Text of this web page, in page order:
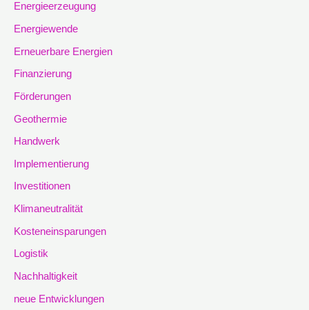
Energieerzeugung
Energiewende
Erneuerbare Energien
Finanzierung
Förderungen
Geothermie
Handwerk
Implementierung
Investitionen
Klimaneutralität
Kosteneinsparungen
Logistik
Nachhaltigkeit
neue Entwicklungen